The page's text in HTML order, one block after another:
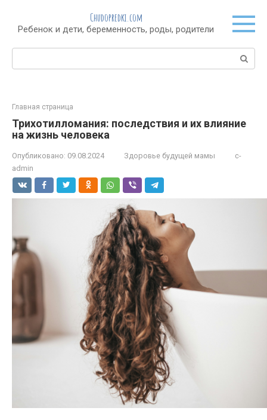
контенту
Chudopredki.com
Ребенок и дети, беременность, роды, родители
Поиск:
Главная страница
Трихотилломания: последствия и их влияние
на жизнь человека
Опубликовано: 09.08.2024 Здоровье будущей мамы
c-
admin